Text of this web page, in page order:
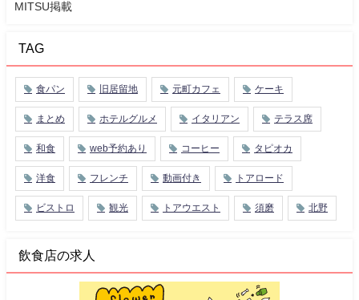
MITSU掲載
TAG
食パン 旧居留地 元町カフェ ケーキ
まとめ ホテルグルメ イタリアン テラス席
和食 web予約あり コーヒー タピオカ
洋食 フレンチ 動画付き トアロード
ビストロ 観光 トアウエスト 須磨 北野
飲食店の求人